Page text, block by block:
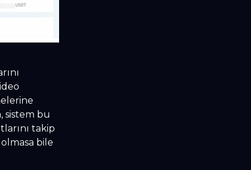
sistem bu
takip
bile